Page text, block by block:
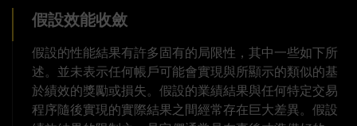
假設效能收斂
假設的性能結果有許多固有的局限性，其中一些如下所
述。並未表示任何帳戶可能會實現與所顯示的類似的基
於績效的獎勵或損失。假設的業績結果與任何特定交易
程序隨後實現的實際結果之間經常存在巨大差異。假設